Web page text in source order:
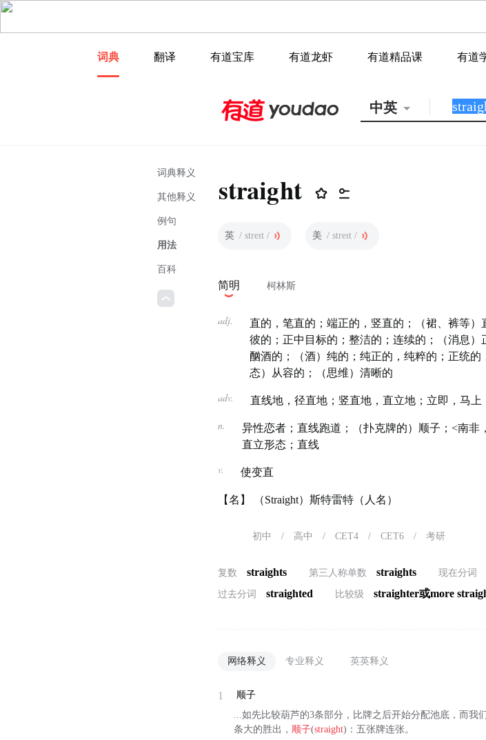
词典 翻译 有道宝库 有道龙虾 有道精品课 有道
中英
词典释义
其他释义
例句
用法
百科
straight
英 / streɪt / 美 / streɪt /
简明 柯林斯
adj.
直的，笔直的；端正的，竖直的；（裙、裤等
彼的；正中目标的；整洁的；连续的；（消息
酗酒的；（酒）纯的；纯正的，纯粹的；正统
态）从容的；（思维）清晰的
adv. 直线地，径直地；竖直地，直立地；立即，马
n.
异性恋者；直线跑道；（扑克牌的）顺子；<南非
直立形态；直线
v. 使变直
【名】 （Straight）斯特雷特（人名）
初中 / 高中 / CET4 / CET6 / 考研
复数 straights 第三人称单数 straights 现在分词
过去分词 straighted 比较级 straighter或more
网络释义 专业释义 英英释义
1
顺子
...如先比较葫芦的3条部分，比牌之后开始分配池底，而
条大的胜出， 顺子(straight)：五张牌连张。